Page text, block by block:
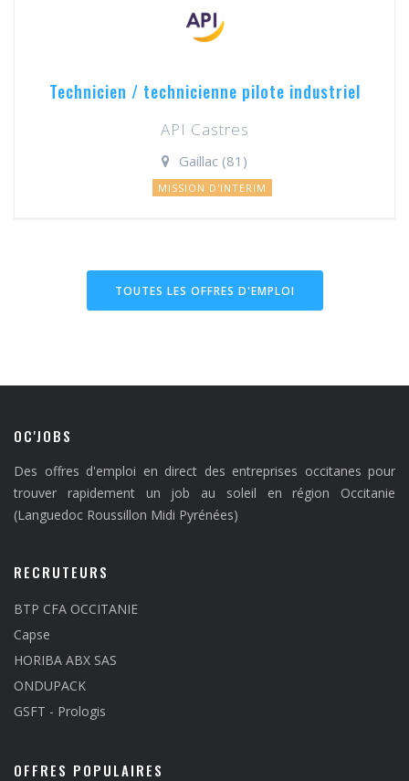
Technicien / technicienne pilote industriel
API Castres
Gaillac (81)
MISSION D'INTERIM
TOUTES LES OFFRES D'EMPLOI
OC'JOBS
Des offres d'emploi en direct des entreprises occitanes pour
trouver rapidement un job au soleil en région Occitanie
(Languedoc Roussillon Midi Pyrénées)
RECRUTEURS
BTP CFA OCCITANIE
Capse
HORIBA ABX SAS
ONDUPACK
GSFT - Prologis
OFFRES POPULAIRES